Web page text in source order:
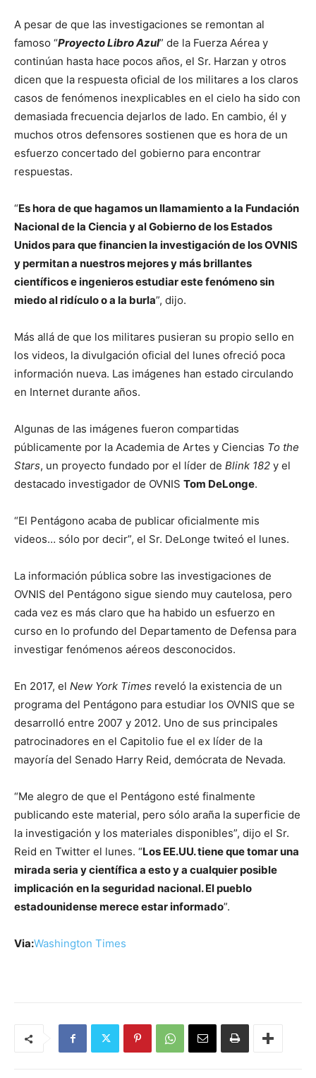
A pesar de que las investigaciones se remontan al
famoso “Proyecto Libro Azul” de la Fuerza Aérea y
continúan hasta hace pocos años, el Sr. Harzan y otros
dicen que la respuesta oficial de los militares a los claros
casos de fenómenos inexplicables en el cielo ha sido con
demasiada frecuencia dejarlos de lado. En cambio, él y
muchos otros defensores sostienen que es hora de un
esfuerzo concertado del gobierno para encontrar
respuestas.
“Es hora de que hagamos un llamamiento a la Fundación
Nacional de la Ciencia y al Gobierno de los Estados
Unidos para que financien la investigación de los OVNIS
y permitan a nuestros mejores y más brillantes
científicos e ingenieros estudiar este fenómeno sin
miedo al ridículo o a la burla”, dijo.
Más allá de que los militares pusieran su propio sello en
los videos, la divulgación oficial del lunes ofreció poca
información nueva. Las imágenes han estado circulando
en Internet durante años.
Algunas de las imágenes fueron compartidas
públicamente por la Academia de Artes y Ciencias To the
Stars, un proyecto fundado por el líder de Blink 182 y el
destacado investigador de OVNIS Tom DeLonge.
“El Pentágono acaba de publicar oficialmente mis
videos… sólo por decir”, el Sr. DeLonge twiteó el lunes.
La información pública sobre las investigaciones de
OVNIS del Pentágono sigue siendo muy cautelosa, pero
cada vez es más claro que ha habido un esfuerzo en
curso en lo profundo del Departamento de Defensa para
investigar fenómenos aéreos desconocidos.
En 2017, el New York Times reveló la existencia de un
programa del Pentágono para estudiar los OVNIS que se
desarrolló entre 2007 y 2012. Uno de sus principales
patrocinadores en el Capitolio fue el ex líder de la
mayoría del Senado Harry Reid, demócrata de Nevada.
“Me alegro de que el Pentágono esté finalmente
publicando este material, pero sólo araña la superficie de
la investigación y los materiales disponibles”, dijo el Sr.
Reid en Twitter el lunes. “Los EE.UU. tiene que tomar una
mirada seria y científica a esto y a cualquier posible
implicación en la seguridad nacional. El pueblo
estadounidense merece estar informado”.
Via:Washington Times